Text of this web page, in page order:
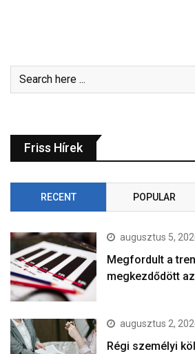
Friss Hírek
RECENT POPULAR
augusztus 5,
Megfordult a
megkezdődött
augusztus 2,
Régi személyi